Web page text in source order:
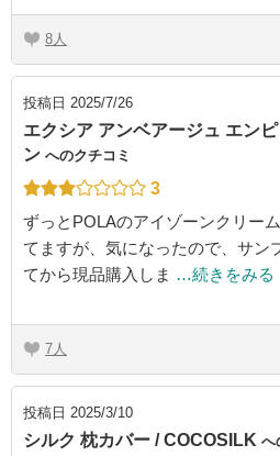
8
投稿日 2025/7/26
エクシア アンベアージュ エン
ン へのクチコミ
3
ずっとPOLAのアイゾーンクリー
てますが、気になったので、サン
てから現品購入しま …続きをみる
7
投稿日 2025/3/10
シルク 枕カバー / COCOSILK へ